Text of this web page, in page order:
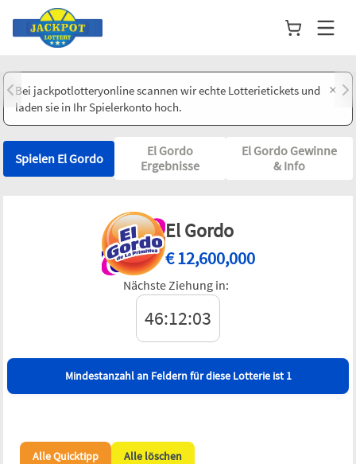
Bei jackpotlotteryonline scannen wir echte Lotterietickets und
laden sie in Ihr Spielerkonto hoch.
×
Spielen El Gordo
El Gordo
Ergebnisse
El Gordo Gewinne
& Info
El Gordo
€12,600,000
Nächste Ziehung in:
46:12:03
Mindestanzahl an Feldern für diese Lotterie ist 1
Alle Quicktipp Alle löschen